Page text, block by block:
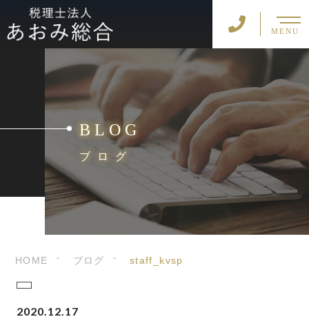
MENU
BLOG
ブログ
HOME ブログ staff_kvsp
2020.12.17